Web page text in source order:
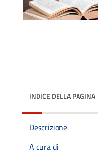
INDICE DELLA PAGINA
Descrizione
A cura di